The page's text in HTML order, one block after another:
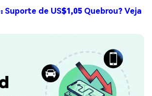
Suporte de US$1,05 Quebrou? Veja